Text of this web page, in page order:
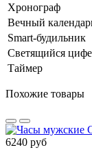
Хронограф
Вечный
Smart-будильник
Светящийся
Таймер
Похожие товары
6240 руб